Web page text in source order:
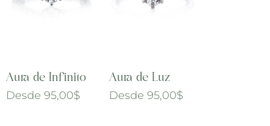
Aura de Infinito
Desde 95,00$
Aura de Luz
Desde 95,00$